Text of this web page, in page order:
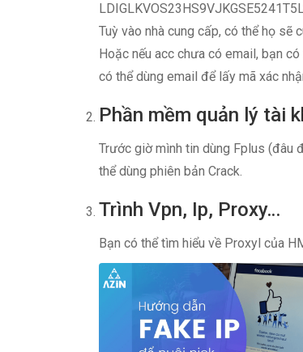
Tuỳ vào nhà cung cấp, có thể họ sẽ
Hoặc nếu acc chưa có email, bạn
có thể dùng email để lấy mã xác
Phần mềm quản lý tài
Trước giờ mình tin dùng Fplus (đâu
thể dùng phiên bản Crack.
Trình Vpn, Ip, Proxy…
Bạn có thể tìm hiểu về Proxyl của